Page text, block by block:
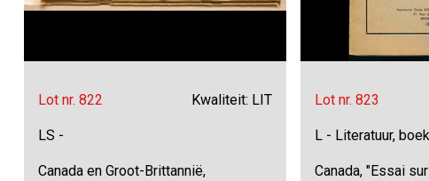
Lot nr. 822 Kwaliteit: LIT
LS -
Canada en Groot-Brittannië,
Lot nr. 823
L - Literatuur,
Canada, "Essai